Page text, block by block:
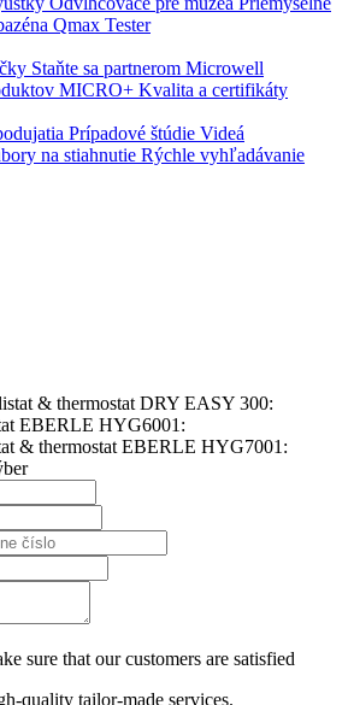
Qmax Tester
Staňte sa partnerom Microwell
MICRO+ Kvalita a certifikáty
Prípadové štúdie Videá
na stiahnutie Rýchle vyhľadávanie
& thermostat DRY EASY 300:
EBERLE HYG6001:
& thermostat EBERLE HYG7001:
sure that our customers are satisfied
quality tailor-made services.